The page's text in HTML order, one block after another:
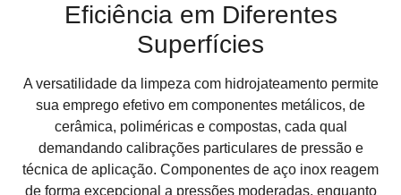
Eficiência em Diferentes
Superfícies
A versatilidade da limpeza com hidrojateamento permite
sua emprego efetivo em componentes metálicos, de
cerâmica, poliméricas e compostas, cada qual
demandando calibrações particulares de pressão e
técnica de aplicação. Componentes de aço inox reagem
de forma excepcional a pressões moderadas, enquanto